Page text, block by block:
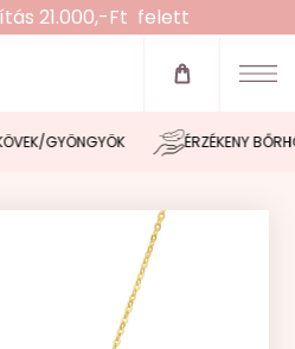
21.000,-Ft felett
GYÖNGYÖK ÉRZÉKENY